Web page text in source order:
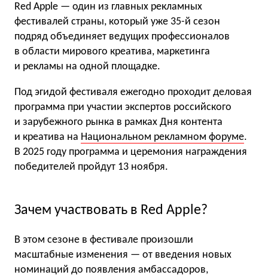
Red Apple — один из главных рекламных
фестивалей страны, который уже 35-й сезон
подряд объединяет ведущих профессионалов
в области мирового креатива, маркетинга
и рекламы на одной площадке.
Под эгидой фестиваля ежегодно проходит деловая
программа при участии экспертов российского
и зарубежного рынка в рамках Дня контента
и креатива на Национальном рекламном форуме.
В 2025 году программа и церемония награждения
победителей пройдут 13 ноября.
Зачем участвовать в Red Apple?
В этом сезоне в фестивале произошли
масштабные изменения — от введения новых
номинаций до появления амбассадоров,